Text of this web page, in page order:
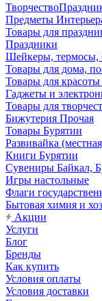
Предметы
Товары для
Праздники
Шейкеры, термосы,
Товары для дома,
Товары для красоты
Гаджеты и
Товары для
Бижутерия Прочая
Товары Бурятии
Развивайка
Книги Бурятии
Сувениры Байкал,
Игры настольные
Флаги
Бытовая химия и
Акции
Услуги
Блог
Бренды
Как купить
Условия оплаты
Условия доставки